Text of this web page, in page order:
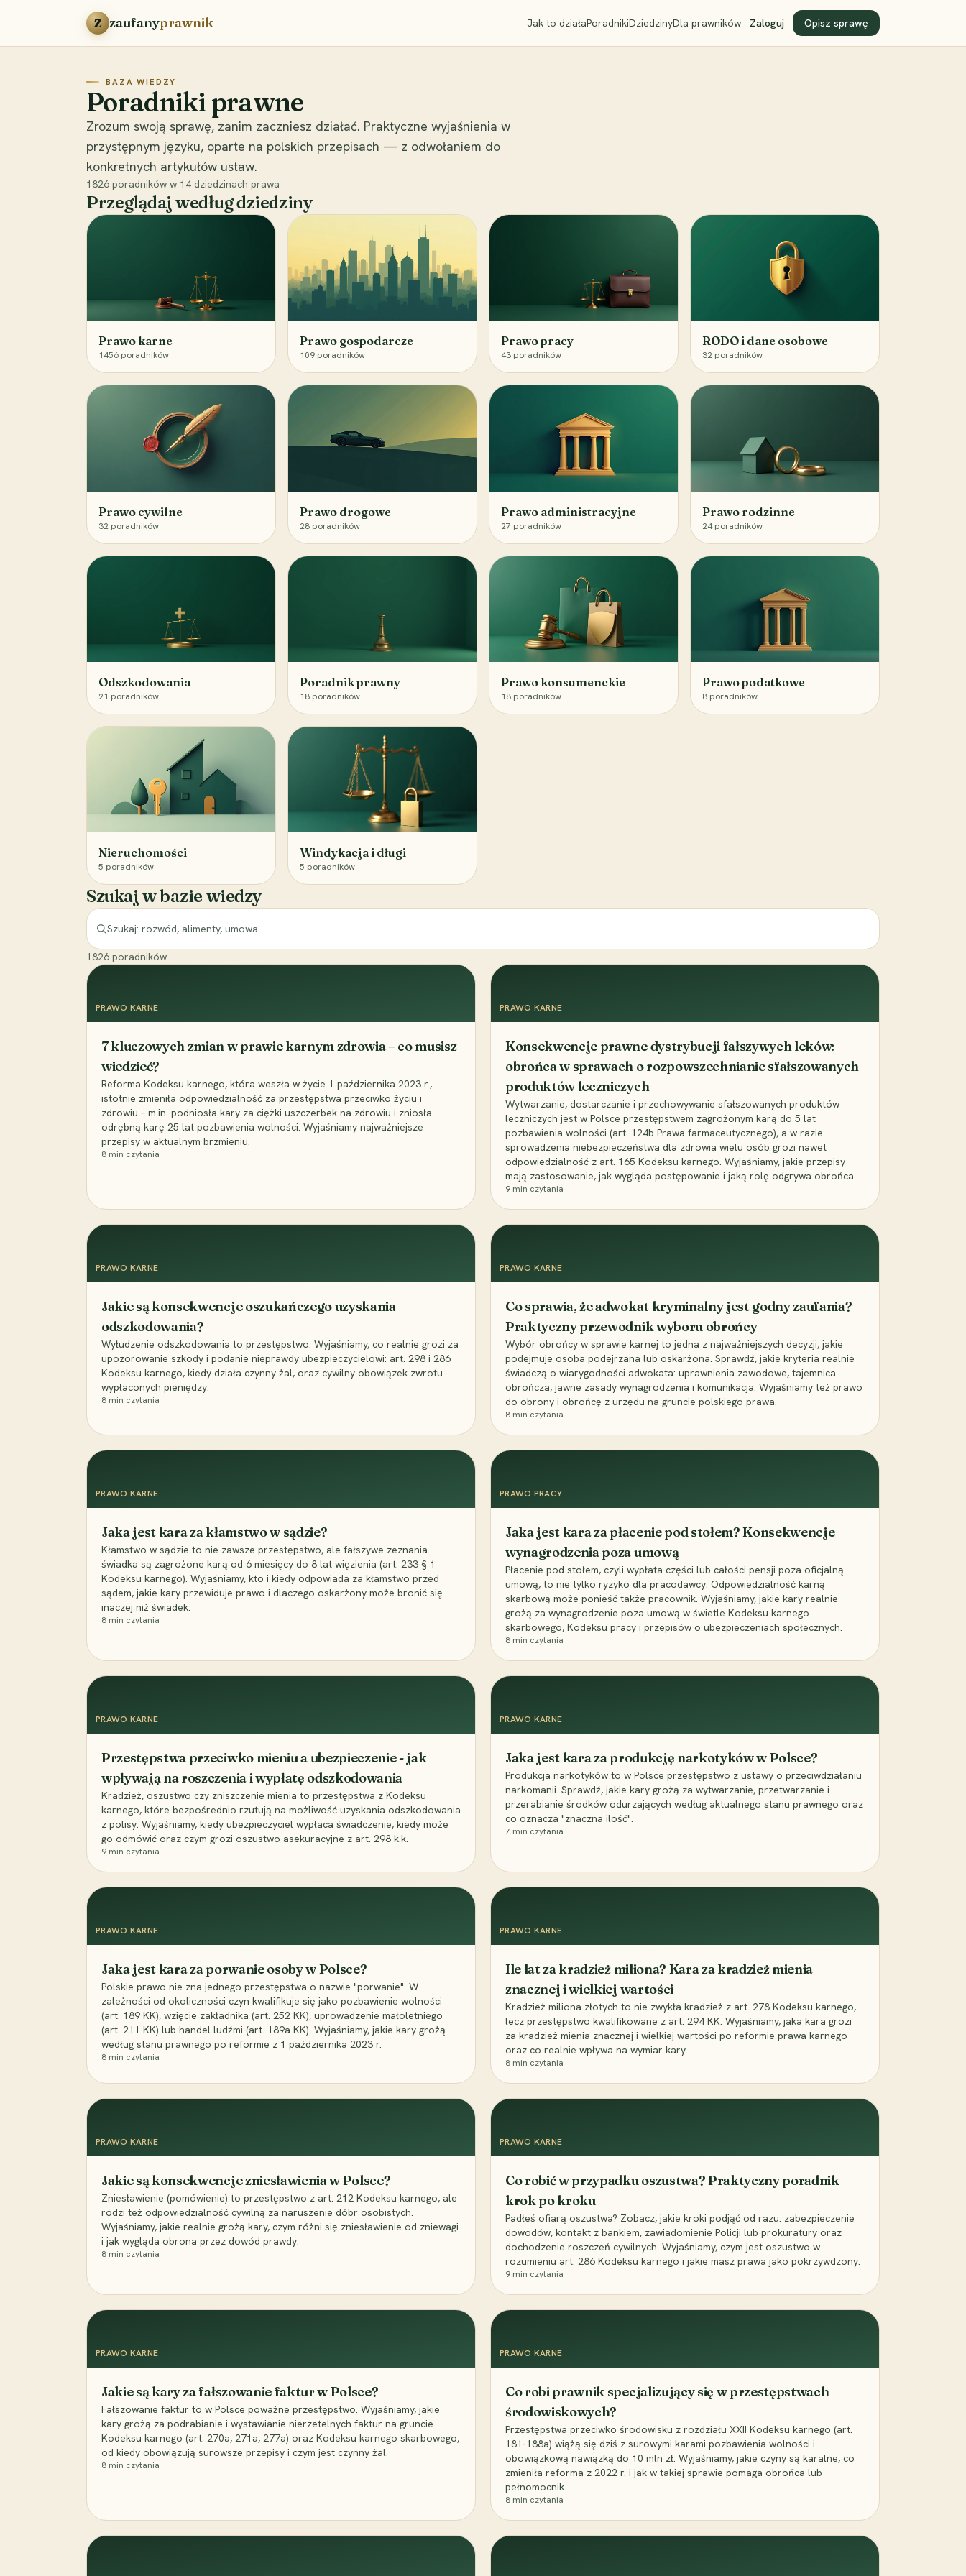
Przejdź do treści
Z zaufanyprawnik Jak to działaPoradnikiDziedzinyDla prawników Zaloguj Opisz sprawę
BAZA WIEDZY
Poradniki prawne
Zrozum swoją sprawę, zanim zaczniesz działać. Praktyczne wyjaśnienia w
przystępnym języku, oparte na polskich przepisach — z odwołaniem do
konkretnych artykułów ustaw.
1826 poradników w 14 dziedzinach prawa
Przeglądaj według dziedziny
Prawo karne
1456 poradników
Prawo gospodarcze
109 poradników
Prawo pracy
43 poradników
RODO i dane osobowe
32 poradników
Prawo cywilne
32 poradników
Prawo drogowe
28 poradników
Prawo administracyjne
27 poradników
Prawo rodzinne
24 poradników
Odszkodowania
21 poradników
Poradnik prawny
18 poradników
Prawo konsumenckie
18 poradników
Prawo podatkowe
8 poradników
Nieruchomości
5 poradników
Windykacja i długi
5 poradników
Szukaj w bazie wiedzy
1826 poradników
PRAWO KARNE
7 kluczowych zmian w prawie karnym zdrowia – co musisz
wiedzieć?
Reforma Kodeksu karnego, która weszła w życie 1 października 2023 r.,
istotnie zmieniła odpowiedzialność za przestępstwa przeciwko życiu i
zdrowiu – m.in. podniosła kary za ciężki uszczerbek na zdrowiu i zniosła
odrębną karę 25 lat pozbawienia wolności. Wyjaśniamy najważniejsze
przepisy w aktualnym brzmieniu.
8 min czytania
PRAWO KARNE
Konsekwencje prawne dystrybucji fałszywych leków:
obrońca w sprawach o rozpowszechnianie sfałszowanych
produktów leczniczych
Wytwarzanie, dostarczanie i przechowywanie sfałszowanych produktów
leczniczych jest w Polsce przestępstwem zagrożonym karą do 5 lat
pozbawienia wolności (art. 124b Prawa farmaceutycznego), a w razie
sprowadzenia niebezpieczeństwa dla zdrowia wielu osób grozi nawet
odpowiedzialność z art. 165 Kodeksu karnego. Wyjaśniamy, jakie przepisy
mają zastosowanie, jak wygląda postępowanie i jaką rolę odgrywa obrońca.
9 min czytania
PRAWO KARNE
Jakie są konsekwencje oszukańczego uzyskania
odszkodowania?
Wyłudzenie odszkodowania to przestępstwo. Wyjaśniamy, co realnie grozi za
upozorowanie szkody i podanie nieprawdy ubezpieczycielowi: art. 298 i 286
Kodeksu karnego, kiedy działa czynny żal, oraz cywilny obowiązek zwrotu
wypłaconych pieniędzy.
8 min czytania
PRAWO KARNE
Co sprawia, że adwokat kryminalny jest godny zaufania?
Praktyczny przewodnik wyboru obrońcy
Wybór obrońcy w sprawie karnej to jedna z najważniejszych decyzji, jakie
podejmuje osoba podejrzana lub oskarżona. Sprawdź, jakie kryteria realnie
świadczą o wiarygodności adwokata: uprawnienia zawodowe, tajemnica
obrończa, jawne zasady wynagrodzenia i komunikacja. Wyjaśniamy też prawo
do obrony i obrońcę z urzędu na gruncie polskiego prawa.
8 min czytania
PRAWO KARNE
Jaka jest kara za kłamstwo w sądzie?
Kłamstwo w sądzie to nie zawsze przestępstwo, ale fałszywe zeznania
świadka są zagrożone karą od 6 miesięcy do 8 lat więzienia (art. 233 § 1
Kodeksu karnego). Wyjaśniamy, kto i kiedy odpowiada za kłamstwo przed
sądem, jakie kary przewiduje prawo i dlaczego oskarżony może bronić się
inaczej niż świadek.
8 min czytania
PRAWO PRACY
Jaka jest kara za płacenie pod stołem? Konsekwencje
wynagrodzenia poza umową
Płacenie pod stołem, czyli wypłata części lub całości pensji poza oficjalną
umową, to nie tylko ryzyko dla pracodawcy. Odpowiedzialność karną
skarbową może ponieść także pracownik. Wyjaśniamy, jakie kary realnie
grożą za wynagrodzenie poza umową w świetle Kodeksu karnego
skarbowego, Kodeksu pracy i przepisów o ubezpieczeniach społecznych.
8 min czytania
PRAWO KARNE
Przestępstwa przeciwko mieniu a ubezpieczenie - jak
wpływają na roszczenia i wypłatę odszkodowania
Kradzież, oszustwo czy zniszczenie mienia to przestępstwa z Kodeksu
karnego, które bezpośrednio rzutują na możliwość uzyskania odszkodowania
z polisy. Wyjaśniamy, kiedy ubezpieczyciel wypłaca świadczenie, kiedy może
go odmówić oraz czym grozi oszustwo asekuracyjne z art. 298 k.k.
9 min czytania
PRAWO KARNE
Jaka jest kara za produkcję narkotyków w Polsce?
Produkcja narkotyków to w Polsce przestępstwo z ustawy o przeciwdziałaniu
narkomanii. Sprawdź, jakie kary grożą za wytwarzanie, przetwarzanie i
przerabianie środków odurzających według aktualnego stanu prawnego oraz
co oznacza "znaczna ilość".
7 min czytania
PRAWO KARNE
Jaka jest kara za porwanie osoby w Polsce?
Polskie prawo nie zna jednego przestępstwa o nazwie "porwanie". W
zależności od okoliczności czyn kwalifikuje się jako pozbawienie wolności
(art. 189 KK), wzięcie zakładnika (art. 252 KK), uprowadzenie małoletniego
(art. 211 KK) lub handel ludźmi (art. 189a KK). Wyjaśniamy, jakie kary grożą
według stanu prawnego po reformie z 1 października 2023 r.
8 min czytania
PRAWO KARNE
Ile lat za kradzież miliona? Kara za kradzież mienia
znacznej i wielkiej wartości
Kradzież miliona złotych to nie zwykła kradzież z art. 278 Kodeksu karnego,
lecz przestępstwo kwalifikowane z art. 294 KK. Wyjaśniamy, jaka kara grozi
za kradzież mienia znacznej i wielkiej wartości po reformie prawa karnego
oraz co realnie wpływa na wymiar kary.
8 min czytania
PRAWO KARNE
Jakie są konsekwencje zniesławienia w Polsce?
Zniesławienie (pomówienie) to przestępstwo z art. 212 Kodeksu karnego, ale
rodzi też odpowiedzialność cywilną za naruszenie dóbr osobistych.
Wyjaśniamy, jakie realnie grożą kary, czym różni się zniesławienie od zniewagi
i jak wygląda obrona przez dowód prawdy.
8 min czytania
PRAWO KARNE
Co robić w przypadku oszustwa? Praktyczny poradnik
krok po kroku
Padłeś ofiarą oszustwa? Zobacz, jakie kroki podjąć od razu: zabezpieczenie
dowodów, kontakt z bankiem, zawiadomienie Policji lub prokuratury oraz
dochodzenie roszczeń cywilnych. Wyjaśniamy, czym jest oszustwo w
rozumieniu art. 286 Kodeksu karnego i jakie masz prawa jako pokrzywdzony.
9 min czytania
PRAWO KARNE
Jakie są kary za fałszowanie faktur w Polsce?
Fałszowanie faktur to w Polsce poważne przestępstwo. Wyjaśniamy, jakie
kary grożą za podrabianie i wystawianie nierzetelnych faktur na gruncie
Kodeksu karnego (art. 270a, 271a, 277a) oraz Kodeksu karnego skarbowego,
od kiedy obowiązują surowsze przepisy i czym jest czynny żal.
8 min czytania
PRAWO KARNE
Co robi prawnik specjalizujący się w przestępstwach
środowiskowych?
Przestępstwa przeciwko środowisku z rozdziału XXII Kodeksu karnego (art.
181-188a) wiążą się dziś z surowymi karami pozbawienia wolności i
obowiązkową nawiązką do 10 mln zł. Wyjaśniamy, jakie czyny są karalne, co
zmieniła reforma z 2022 r. i jak w takiej sprawie pomaga obrońca lub
pełnomocnik.
8 min czytania